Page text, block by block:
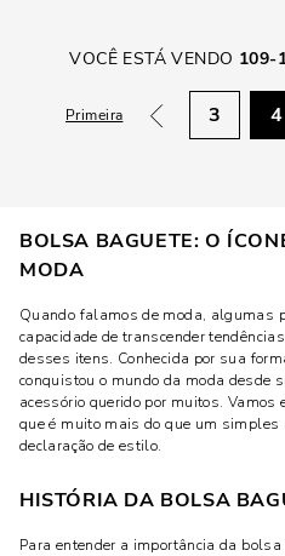
VOCÊ ESTÁ VENDO 109-
Primeira 3 4
BOLSA BAGUETE: O
MODA
Quando falamos de moda, algumas
capacidade de transcender
desses itens. Conhecida por sua
conquistou o mundo da moda desde
acessório querido por muitos.
que é muito mais do que um simples
declaração de estilo.
HISTÓRIA DA BOLSA
Para entender a importância da